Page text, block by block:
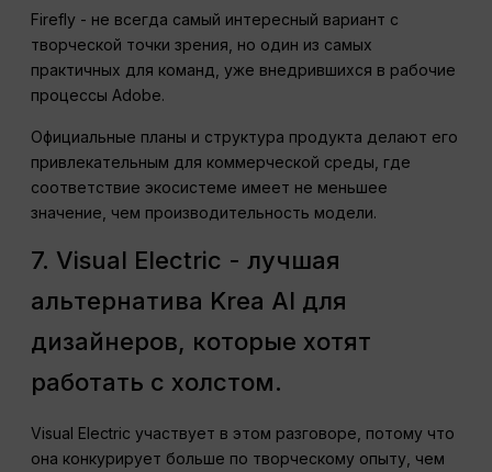
Firefly - не всегда самый интересный вариант с
творческой точки зрения, но один из самых
практичных для команд, уже внедрившихся в рабочие
процессы Adobe.
Официальные планы и структура продукта делают его
привлекательным для коммерческой среды, где
соответствие экосистеме имеет не меньшее
значение, чем производительность модели.
7. Visual Electric - лучшая
альтернатива Krea AI для
дизайнеров, которые хотят
работать с холстом.
Visual Electric участвует в этом разговоре, потому что
она конкурирует больше по творческому опыту, чем